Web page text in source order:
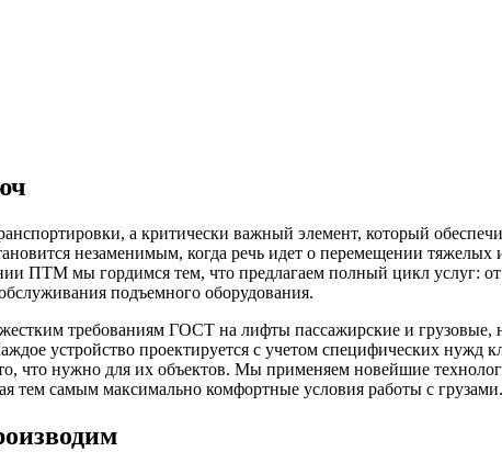
а критически важный элемент, который
незаменимым, когда речь идет о перемещении тяжелых
ПТМ мы гордимся тем, что предлагаем полный цикл услуг: от
подъемного оборудования.
требованиям ГОСТ на лифты пассажирские и грузовые,
устройство проектируется с учетом специфических нужд
что нужно для их объектов. Мы применяем новейшие
тем самым максимально комфортные условия работы с грузами.